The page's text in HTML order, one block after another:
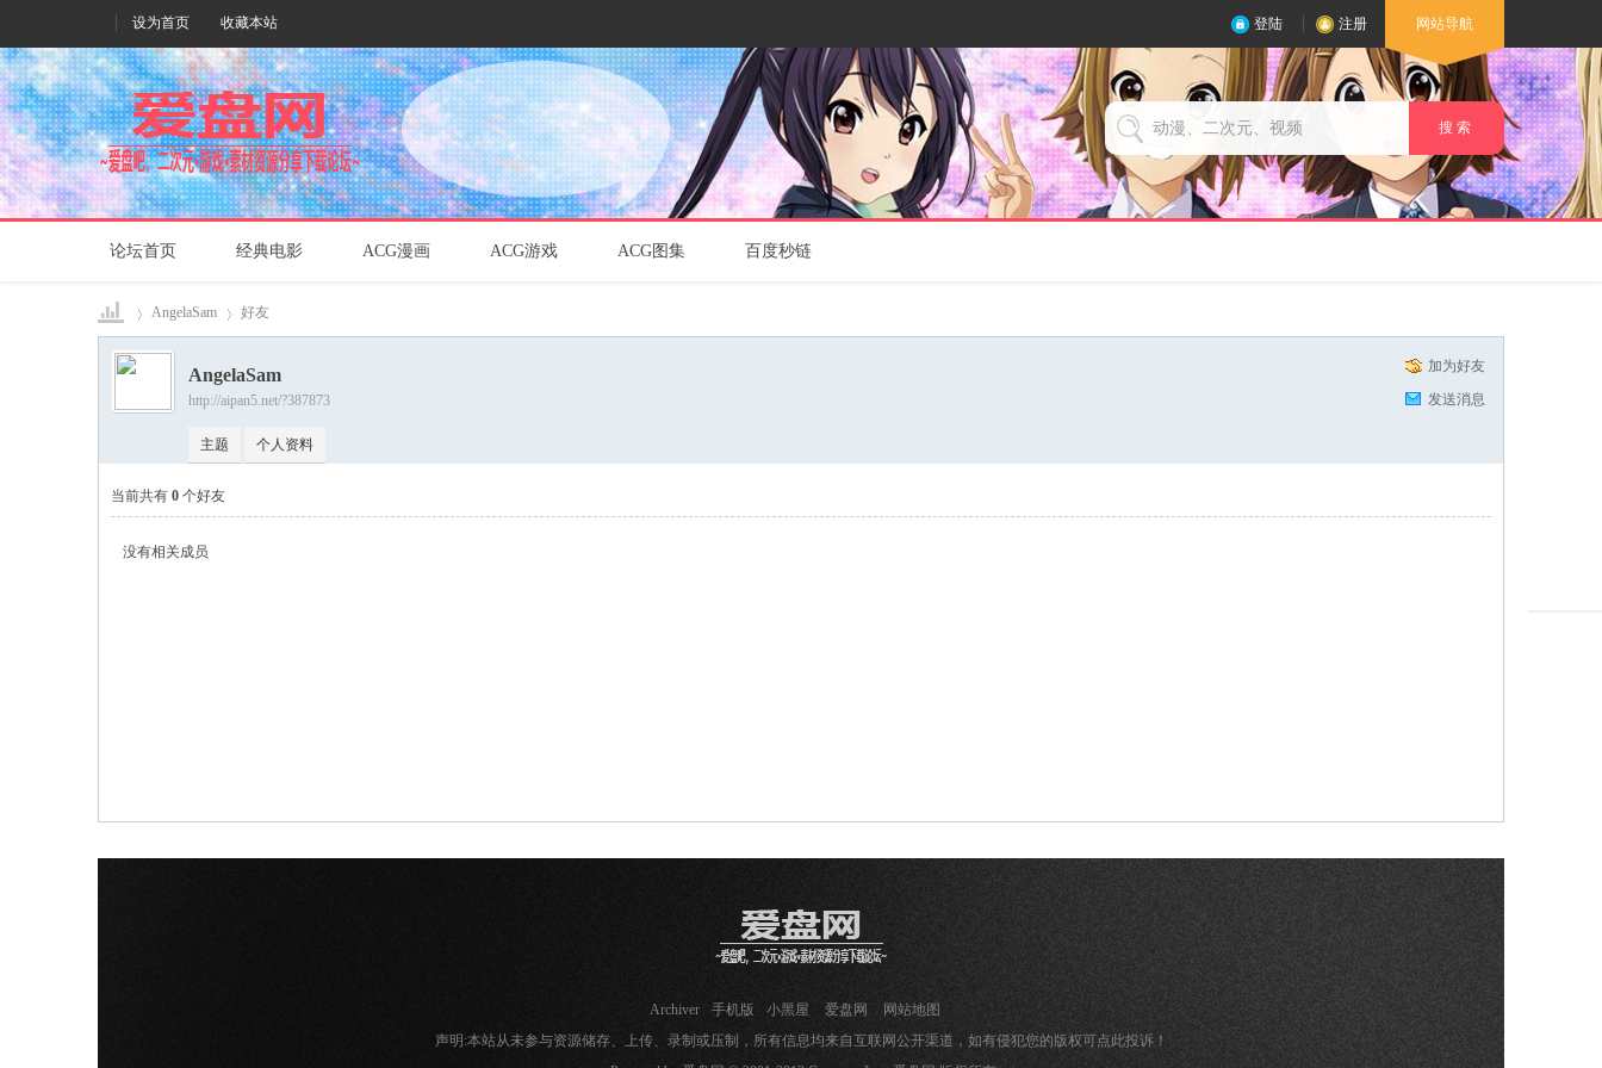
设为首页 收藏本站 登陆 注册 网站导航
搜 索
论坛首页 经典电影 ACG漫画 ACG游戏 ACG图集 百度秒链
爱盘›
AngelaSam 好友
加为好友
发送消息
AngelaSam
http://aipan5.net/?387873
主题 个人资料
当前共有 0 个好友
没有相关成员
Archiver 手机版 小黑屋 爱盘网
网站地图
声明:本站从未参与资源储存、上传、录制或压制，所有信息均来自互联网公开渠道，如有侵犯您的版权可点此投诉！